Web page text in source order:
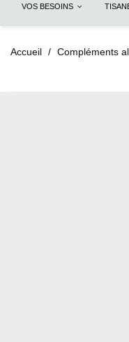
VOS BESOINS
Accueil Compléments